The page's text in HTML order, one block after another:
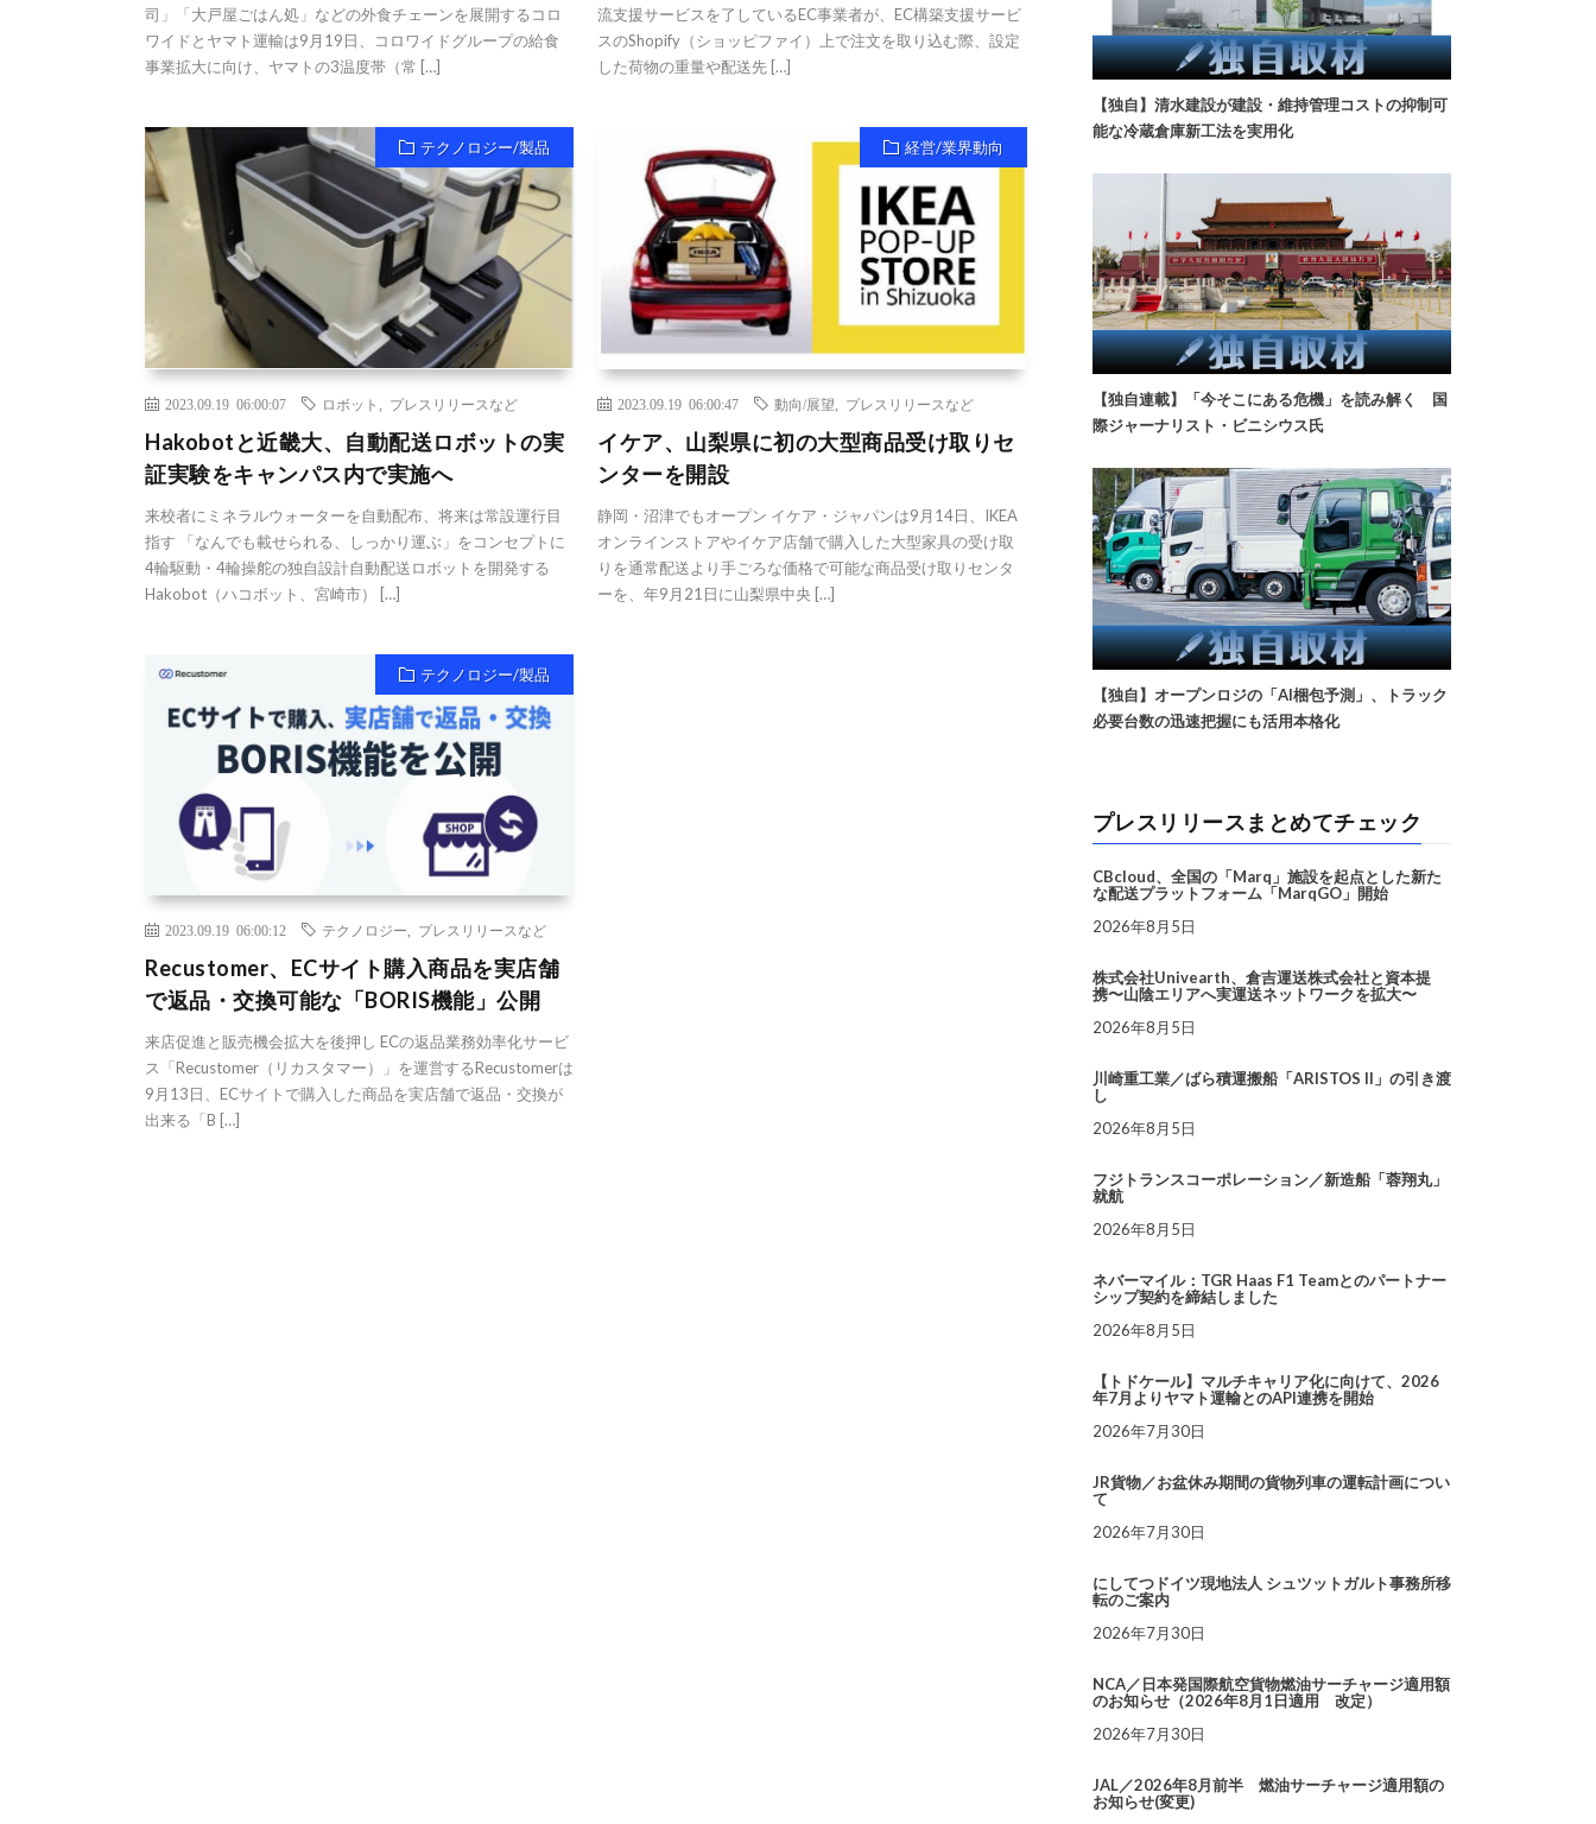
司」「大戸屋ごはん処」などの外食チェーンを展開するコロ
ワイドとヤマト運輸は9月19日、コロワイドグループの給食
事業拡大に向け、ヤマトの3温度帯（常 […]
流支援サービスを了しているEC事業者が、EC構築支援サービ
スのShopify（ショッピファイ）上で注文を取り込む際、設定
した荷物の重量や配送先 […]
テクノロジー/製品
2023.09.19 06:00:07 ロボット プレスリリースなど
Hakobotと近畿大、自動配送ロボットの実
証実験をキャンパス内で実施へ
来校者にミネラルウォーターを自動配布、将来は常設運行目
指す 「なんでも載せられる、しっかり運ぶ」をコンセプトに
4輪駆動・4輪操舵の独自設計自動配送ロボットを開発する
Hakobot（ハコボット、宮崎市） […]
経営/業界動向
2023.09.19 06:00:47 動向/展望 プレスリリースなど
イケア、山梨県に初の大型商品受け取りセ
ンターを開設
静岡・沼津でもオープン イケア・ジャパンは9月14日、IKEA
オンラインストアやイケア店舗で購入した大型家具の受け取
りを通常配送より手ごろな価格で可能な商品受け取りセンタ
ーを、年9月21日に山梨県中央 […]
テクノロジー/製品
2023.09.19 06:00:12 テクノロジー プレスリリースなど
Recustomer、ECサイト購入商品を実店舗
で返品・交換可能な「BORIS機能」公開
来店促進と販売機会拡大を後押し ECの返品業務効率化サービ
ス「Recustomer（リカスタマー）」を運営するRecustomerは
9月13日、ECサイトで購入した商品を実店舗で返品・交換が
出来る「B […]
【独自】清水建設が建設・維持管理コストの抑制可
能な冷蔵倉庫新工法を実用化
【独自連載】「今そこにある危機」を読み解く 国
際ジャーナリスト・ビニシウス氏
【独自】オープンロジの「AI梱包予測」、トラック
必要台数の迅速把握にも活用本格化
プレスリリースまとめてチェック
CBcloud、全国の「Marq」施設を起点とした新た
な配送プラットフォーム「MarqGO」開始
2026年8月5日
株式会社Univearth、倉吉運送株式会社と資本提
携〜山陰エリアへ実運送ネットワークを拡大〜
2026年8月5日
川崎重工業／ばら積運搬船「ARISTOS II」の引き渡
し
2026年8月5日
フジトランスコーポレーション／新造船「蓉翔丸」
就航
2026年8月5日
ネバーマイル：TGR Haas F1 Teamとのパートナー
シップ契約を締結しました
2026年8月5日
【トドケール】マルチキャリア化に向けて、2026
年7月よりヤマト運輸とのAPI連携を開始
2026年7月30日
JR貨物／お盆休み期間の貨物列車の運転計画につい
て
2026年7月30日
にしてつドイツ現地法人 シュツットガルト事務所移
転のご案内
2026年7月30日
NCA／日本発国際航空貨物燃油サーチャージ適用額
のお知らせ（2026年8月1日適用 改定）
2026年7月30日
JAL／2026年8月前半 燃油サーチャージ適用額の
お知らせ(変更)